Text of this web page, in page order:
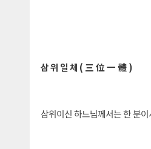
삼위일체(三位一體)
삼위이신 하느님께서는 한 분